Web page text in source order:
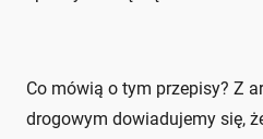
Co mówią o tym przepisy? Z
drogowym dowiadujemy się,